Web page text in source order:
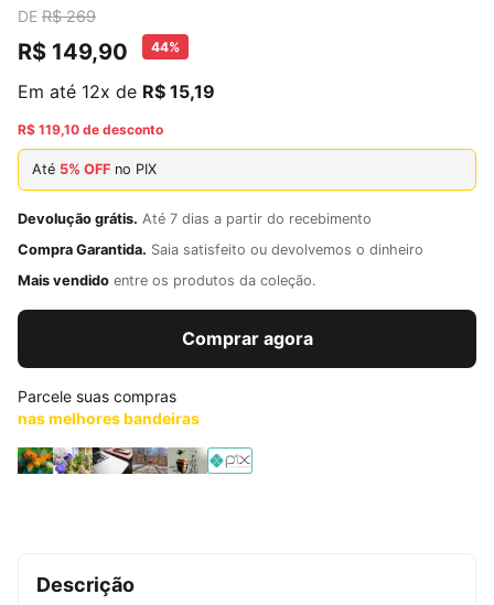
DE R$ 269
R$ 149,90 44%
Em até 12x de R$ 15,19
R$ 119,10 de desconto
Até 5% OFF no PIX
Devolução grátis. Até 7 dias a partir do recebimento
Compra Garantida. Saia satisfeito ou devolvemos o dinheiro
Mais vendido entre os produtos da coleção.
Comprar agora
Parcele suas compras
nas melhores bandeiras
Descrição